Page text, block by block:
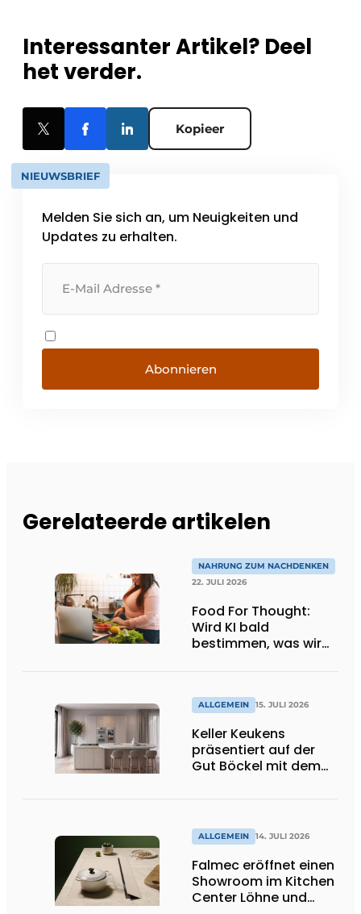
Interessanter Artikel? Deel
het verder.
Kopieer
NIEUWSBRIEF
Melden Sie sich an, um Neuigkeiten und
Updates zu erhalten.
Abonnieren
Gerelateerde artikelen
NAHRUNG ZUM NACHDENKEN
22. JULI 2026
Food For Thought:
Wird KI bald
bestimmen, was wir
ALLGEMEIN 15. JULI 2026
Keller Keukens
präsentiert auf der
Gut Böckel mit dem
ALLGEMEIN 14. JULI 2026
Falmec eröffnet einen
Showroom im Kitchen
Center Löhne und